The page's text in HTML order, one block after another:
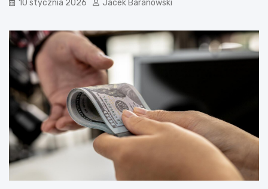
w
z
y
?
w
ż
p
o
o
y
?
10 stycznia 2026 Jacek Baranowski